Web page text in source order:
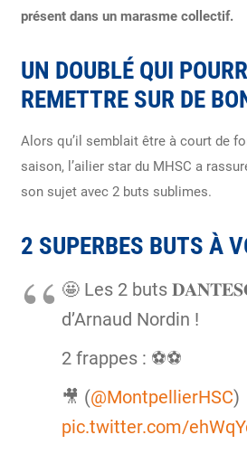
présent dans un marasme collectif.
UN DOUBLÉ QUI
REMETTRE SUR DE
Alors qu’il semblait être à court de
saison, l’ailier star du MHSC a
son sujet avec 2 buts sublimes.
2 SUPERBES BUTS À
🤩 Les 2 buts
d’Arnaud Nordin !
2 frappes : ⚽️⚽️
🎥 (@MontpellierHSC)
pic.twitter.com/